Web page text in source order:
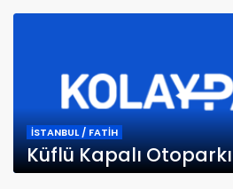
İSTANBUL / FATİH
Küflü Kapalı Otoparkı